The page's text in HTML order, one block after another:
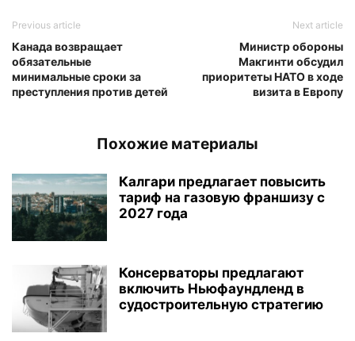
Previous article
Канада возвращает
обязательные
минимальные сроки за
преступления против детей
Next article
Министр обороны
Макгинти обсудил
приоритеты НАТО в ходе
визита в Европу
Похожие материалы
Калгари предлагает повысить
тариф на газовую франшизу с
2027 года
Консерваторы предлагают
включить Ньюфаундленд в
судостроительную стратегию